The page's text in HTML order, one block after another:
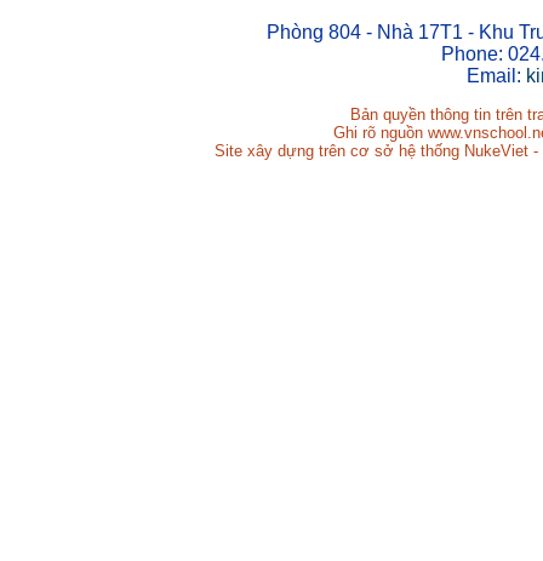
Phòng 804 - Nhà 17T1 - Khu
Phone:
Email:
Bản quyền thông tin trên
Ghi rõ nguồn
Site xây dựng trên cơ sở hệ thống NukeViet